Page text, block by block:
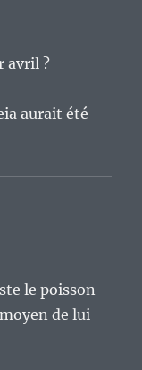
avril ?
aurait été
le poisson
de lui